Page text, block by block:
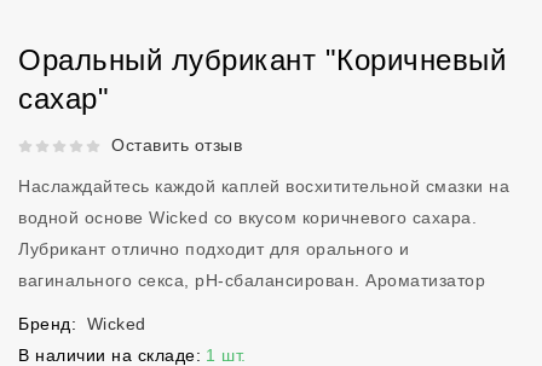
Оральный лубрикант "Коричневый
сахар"
Рейтинг 5 из 5.Оставить отзыв
Наслаждайтесь каждой каплей восхитительной смазки на
водной основе Wicked со вкусом коричневого сахара.
Лубрикант отлично подходит для орального и
вагинального секса, pH-сбалансирован. Ароматизатор
Бренд:
Wicked
В наличии на складе: 1 шт.